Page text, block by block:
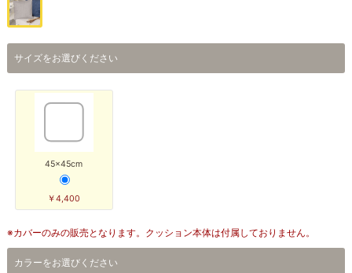
サイズをお選びください
45×45cm
￥4,400
※カバーのみの販売となります。クッション本体は付属しておりません。
カラーをお選びください